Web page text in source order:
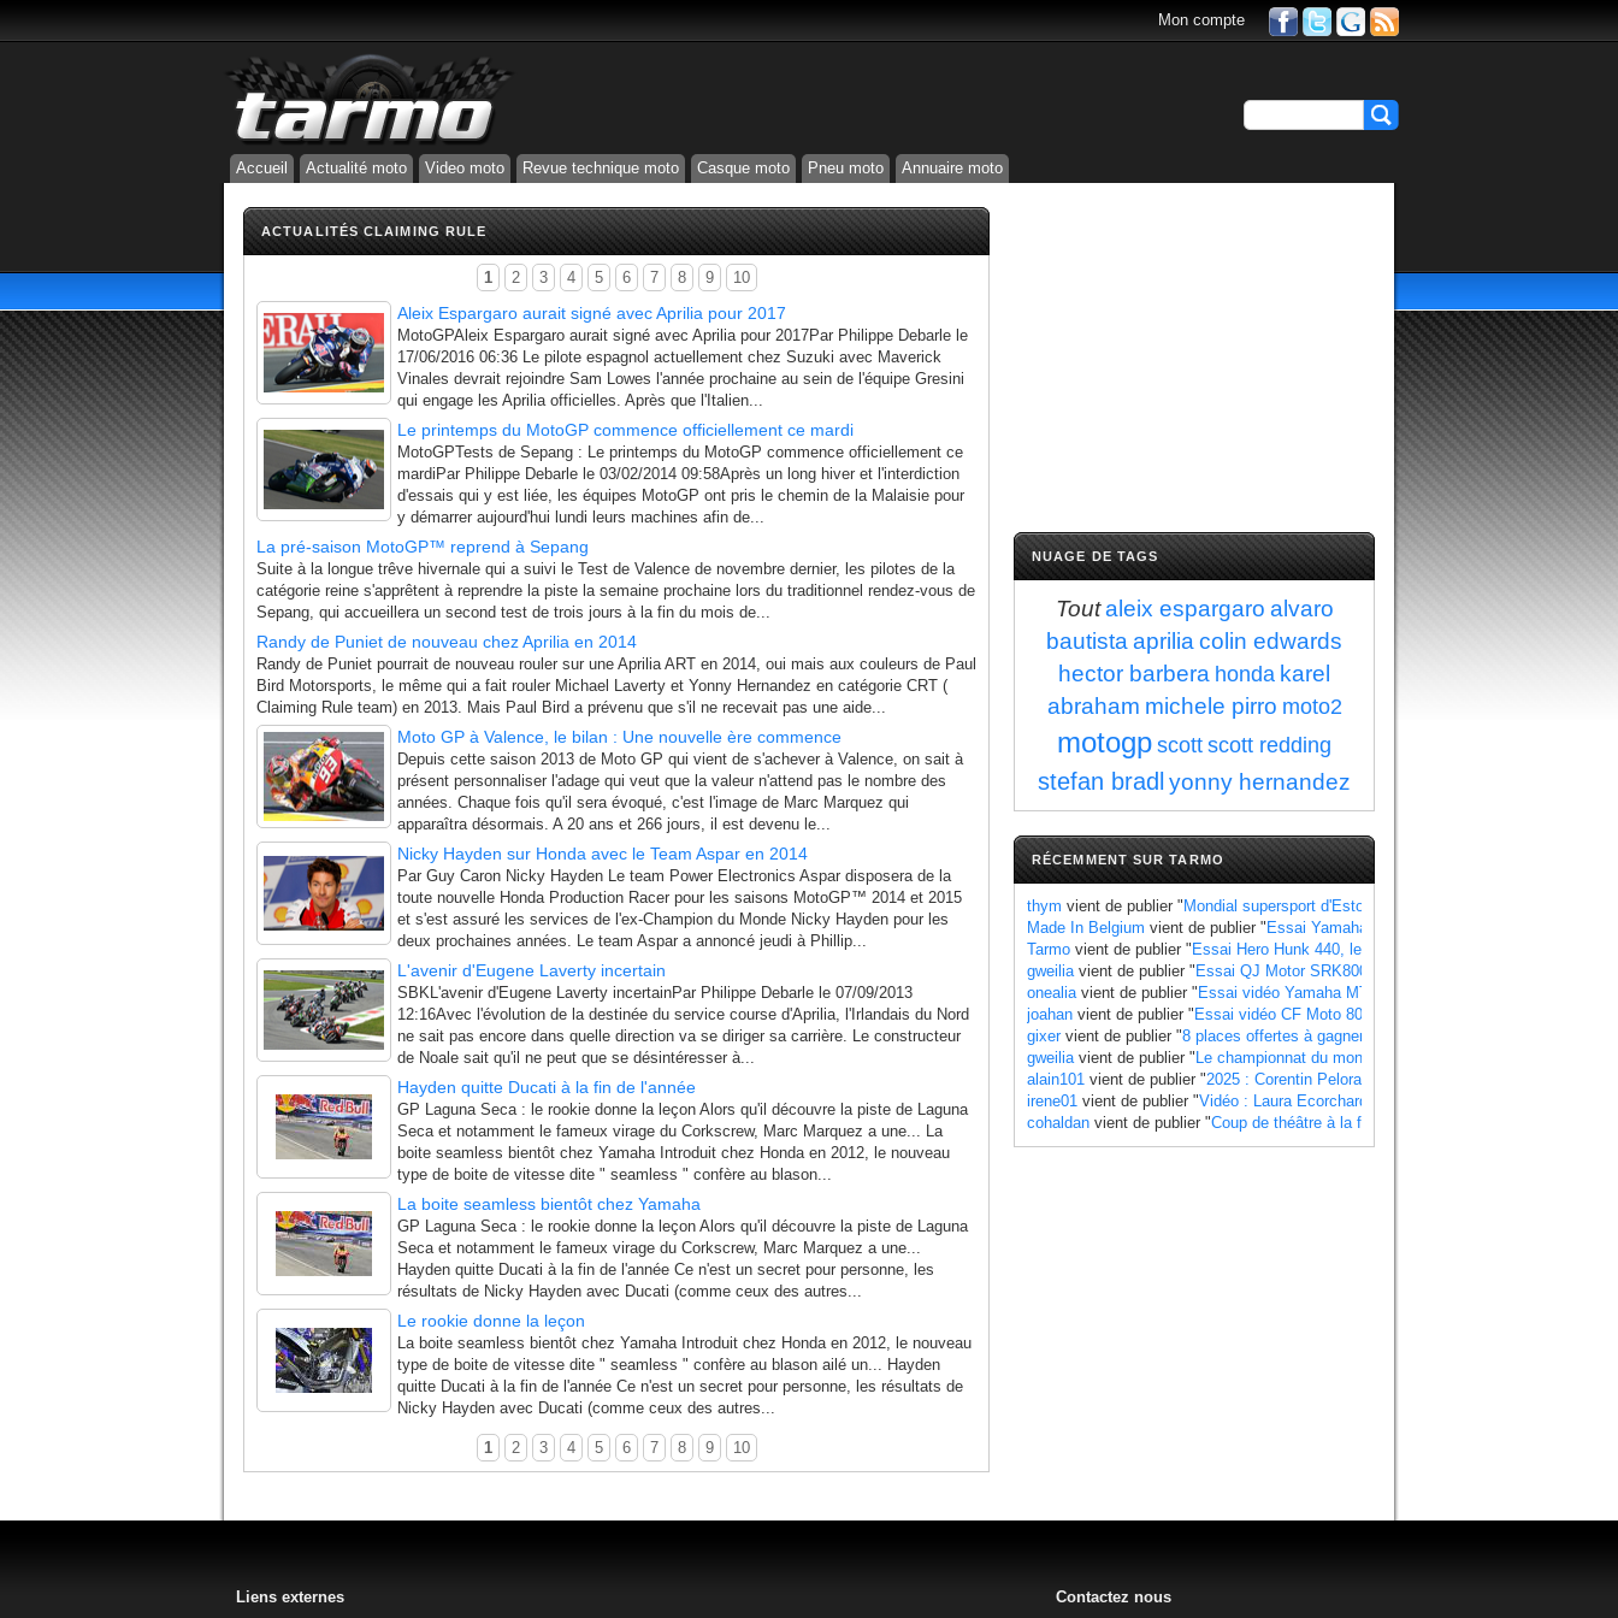
Mon compte
Accueil Actualité moto Video moto Revue technique moto Casque moto Pneu moto Annuaire moto
ACTUALITÉS CLAIMING RULE
1 2 3 4 5 6 7 8 9 10
Aleix Espargaro aurait signé avec Aprilia pour 2017
MotoGPAleix Espargaro aurait signé avec Aprilia pour 2017Par Philippe Debarle le
17/06/2016 06:36 Le pilote espagnol actuellement chez Suzuki avec Maverick
Vinales devrait rejoindre Sam Lowes l'année prochaine au sein de l'équipe Gresini
qui engage les Aprilia officielles. Après que l'Italien...
Le printemps du MotoGP commence officiellement ce mardi
MotoGPTests de Sepang : Le printemps du MotoGP commence officiellement ce
mardiPar Philippe Debarle le 03/02/2014 09:58Après un long hiver et l'interdiction
d'essais qui y est liée, les équipes MotoGP ont pris le chemin de la Malaisie pour
y démarrer aujourd'hui lundi leurs machines afin de...
La pré-saison MotoGP™ reprend à Sepang
Suite à la longue trêve hivernale qui a suivi le Test de Valence de novembre dernier, les pilotes de la
catégorie reine s'apprêtent à reprendre la piste la semaine prochaine lors du traditionnel rendez-vous de
Sepang, qui accueillera un second test de trois jours à la fin du mois de...
Randy de Puniet de nouveau chez Aprilia en 2014
Randy de Puniet pourrait de nouveau rouler sur une Aprilia ART en 2014, oui mais aux couleurs de Paul
Bird Motorsports, le même qui a fait rouler Michael Laverty et Yonny Hernandez en catégorie CRT (
Claiming Rule team) en 2013. Mais Paul Bird a prévenu que s'il ne recevait pas une aide...
Moto GP à Valence, le bilan : Une nouvelle ère commence
Depuis cette saison 2013 de Moto GP qui vient de s'achever à Valence, on sait à
présent personnaliser l'adage qui veut que la valeur n'attend pas le nombre des
années. Chaque fois qu'il sera évoqué, c'est l'image de Marc Marquez qui
apparaîtra désormais. A 20 ans et 266 jours, il est devenu le...
Nicky Hayden sur Honda avec le Team Aspar en 2014
Par Guy Caron Nicky Hayden Le team Power Electronics Aspar disposera de la
toute nouvelle Honda Production Racer pour les saisons MotoGP™ 2014 et 2015
et s'est assuré les services de l'ex-Champion du Monde Nicky Hayden pour les
deux prochaines années. Le team Aspar a annoncé jeudi à Phillip...
L'avenir d'Eugene Laverty incertain
SBKL'avenir d'Eugene Laverty incertainPar Philippe Debarle le 07/09/2013
12:16Avec l'évolution de la destinée du service course d'Aprilia, l'Irlandais du Nord
ne sait pas encore dans quelle direction va se diriger sa carrière. Le constructeur
de Noale sait qu'il ne peut que se désintéresser à...
Hayden quitte Ducati à la fin de l'année
GP Laguna Seca : le rookie donne la leçon Alors qu'il découvre la piste de Laguna
Seca et notamment le fameux virage du Corkscrew, Marc Marquez a une... La
boite seamless bientôt chez Yamaha Introduit chez Honda en 2012, le nouveau
type de boite de vitesse dite " seamless " confère au blason...
La boite seamless bientôt chez Yamaha
GP Laguna Seca : le rookie donne la leçon Alors qu'il découvre la piste de Laguna
Seca et notamment le fameux virage du Corkscrew, Marc Marquez a une...
Hayden quitte Ducati à la fin de l'année Ce n'est un secret pour personne, les
résultats de Nicky Hayden avec Ducati (comme ceux des autres...
Le rookie donne la leçon
La boite seamless bientôt chez Yamaha Introduit chez Honda en 2012, le nouveau
type de boite de vitesse dite " seamless " confère au blason ailé un... Hayden
quitte Ducati à la fin de l'année Ce n'est un secret pour personne, les résultats de
Nicky Hayden avec Ducati (comme ceux des autres...
1 2 3 4 5 6 7 8 9 10
NUAGE DE TAGS
Tout aleix espargaro alvaro
bautista aprilia colin edwards
hector barbera honda karel
abraham michele pirro moto2
motogp scott scott redding
stefan bradlyonny hernandez
RÉCEMMENT SUR TARMO
thym vient de publier " Mondial supersport d'Estoril : Manzi se rapproche du titre au
Made In Belgium vient de publier " Essai Yamaha Ténéré 700 World Raid, les points
Tarmo vient de publier " Essai Hero Hunk 440, les points à retenir
gweiliavient de publier " Essai QJ Motor SRK800, les points à retenir
onealiavient de publier " Essai vidéo Yamaha MT 07 2025 standard et Y AMT
joahan vient de publier " Essai vidéo CF Moto 800 MT X
gixervient de publier "8 places offertes à gagner pour le Grand Prix de France 2025
gweiliavient de publier " Le championnat du monde side-car 2025 a un calendrier
alain101 vient de publier "2025 : Corentin Pelorari sous les couleurs de Honda
irene01 vient de publier "Vidéo : Laura Ecorchard détaille sa saison 2024
cohaldan vient de publier "Coup de théâtre à la finale du Mondial 2024 side-car ,
Liens externes
Contactez nous